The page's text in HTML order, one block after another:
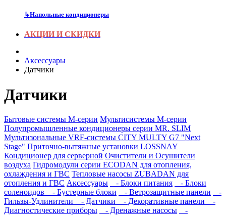
↳Напольные кондиционеры
АКЦИИ И СКИДКИ
Аксесcуары
Датчики
Датчики
Бытовые системы M-серии Мультисистемы M-серии
Полупромышленные кондиционеры серии MR. SLIM
Мультизональные VRF-системы CITY MULTY G7 "Next
Stage" Приточно-вытяжные установки LOSSNAY
Кондиционер для серверной Очистители и Осушители
воздуха Гидромодули серии ECODAN для отопления,
охлаждения и ГВС Тепловые насосы ZUBADAN для
отопления и ГВС Аксесcуары - Блоки питания
- Блоки
соленоидов
- Бустерные блоки - Ветрозащитные панели
-
Гильзы-Удлинители
- Датчики - Декоративные панели
-
Диагностические приборы
- Дренажные насосы
-